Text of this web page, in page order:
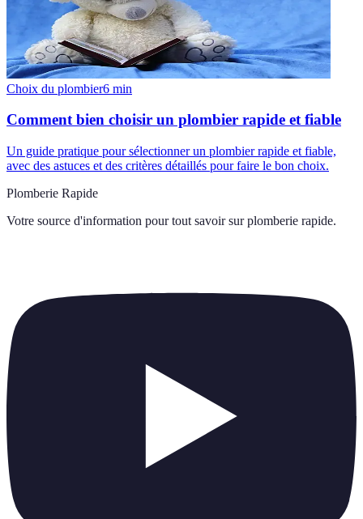
Choix du plombier6 min
Comment bien choisir un plombier rapide et fiable
Un guide pratique pour sélectionner un plombier rapide et fiable,
avec des astuces et des critères détaillés pour faire le bon choix.
Plomberie Rapide
Votre source d'information pour tout savoir sur plomberie rapide.